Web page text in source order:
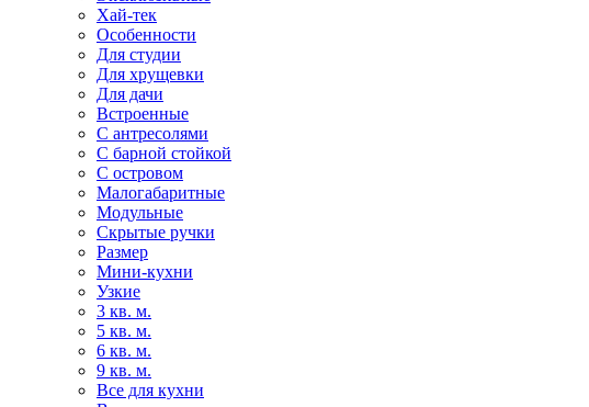
Хай-тек
Особенности
Для студии
Для хрущевки
Для дачи
Встроенные
С антресолями
С барной стойкой
С островом
Малогабаритные
Модульные
Скрытые ручки
Размер
Мини-кухни
Узкие
3 кв. м.
5 кв. м.
6 кв. м.
9 кв. м.
Все для кухни